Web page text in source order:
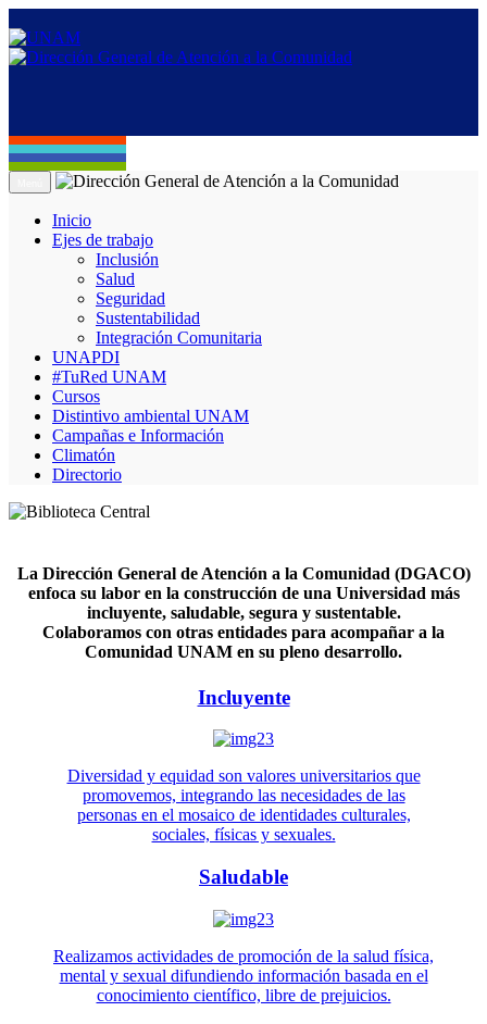
Inicio
Ejes de trabajo
Inclusión
Salud
Seguridad
Sustentabilidad
Integración Comunitaria
UNAPDI
#TuRed UNAM
Cursos
Distintivo ambiental UNAM
Campañas e Información
Climatón
Directorio
La Dirección General de Atención a la Comunidad (DGACO)
enfoca su labor en la construcción de una Universidad más
incluyente, saludable, segura y sustentable.
Colaboramos con otras entidades para acompañar a la
Comunidad UNAM en su pleno desarrollo.
Incluyente
Diversidad y equidad son valores universitarios que
promovemos, integrando las necesidades de las
personas en el mosaico de identidades culturales,
sociales, físicas y sexuales.
Saludable
Realizamos actividades de promoción de la salud física,
mental y sexual difundiendo información basada en el
conocimiento científico, libre de prejuicios.